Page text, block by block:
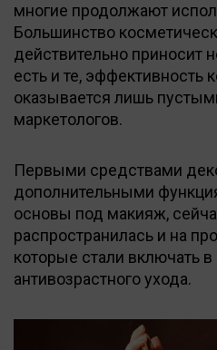
многие продолжают
Большинство
действительно приносит
есть и те, эффективность
оказывается лишь
маркетологов.
Первыми средствами
дополнительными
основы под макияж,
распространилась и на
которые стали включать
антивозрастного ухода.